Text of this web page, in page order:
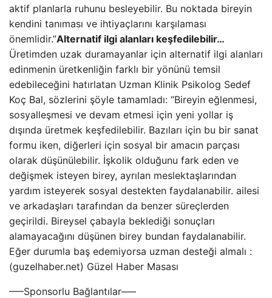
aktif planlarla ruhunu besleyebilir. Bu noktada bireyin
kendini tanıması ve ihtiyaçlarını karşılaması
önemlidir.”Alternatif ilgi alanları keşfedilebilir…
Üretimden uzak duramayanlar için alternatif ilgi alanları
edinmenin üretkenliğin farklı bir yönünü temsil
edebileceğini hatırlatan Uzman Klinik Psikolog Sedef
Koç Bal, sözlerini şöyle tamamladı: “Bireyin eğlenmesi,
sosyalleşmesi ve devam etmesi için yeni yollar iş
dışında üretmek keşfedilebilir. Bazıları için bu bir sanat
formu iken, diğerleri için sosyal bir amacın parçası
olarak düşünülebilir. İşkolik olduğunu fark eden ve
değişmek isteyen birey, ayrılan meslektaşlarından
yardım isteyerek sosyal destekten faydalanabilir. ailesi
ve arkadaşları tarafından da benzer süreçlerden
geçirildi. Bireysel çabayla beklediği sonuçları
alamayacağını düşünen birey bundan faydalanabilir.
Eğer durumla baş edemiyorsa uzman desteği almalı :
(guzelhaber.net) Güzel Haber Masası
—–Sponsorlu Bağlantılar—–